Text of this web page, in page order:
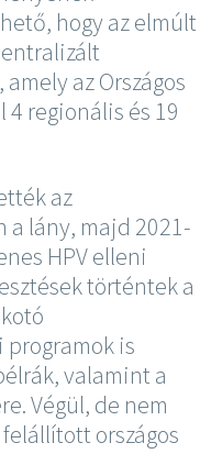
hogy az elmúlt
az Országos
regionális és 19
az
a lány, majd 2021-
HPV elleni
történtek a
programok is
valamint a
Végül, de nem
országos